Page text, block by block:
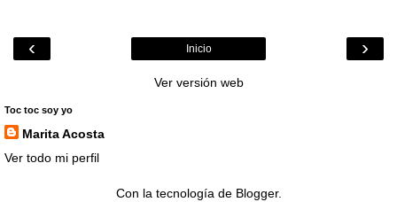
‹ ›
Inicio
Ver versión web
Toc toc soy yo
Marita Acosta
Ver todo mi perfil
Con la tecnología de Blogger.